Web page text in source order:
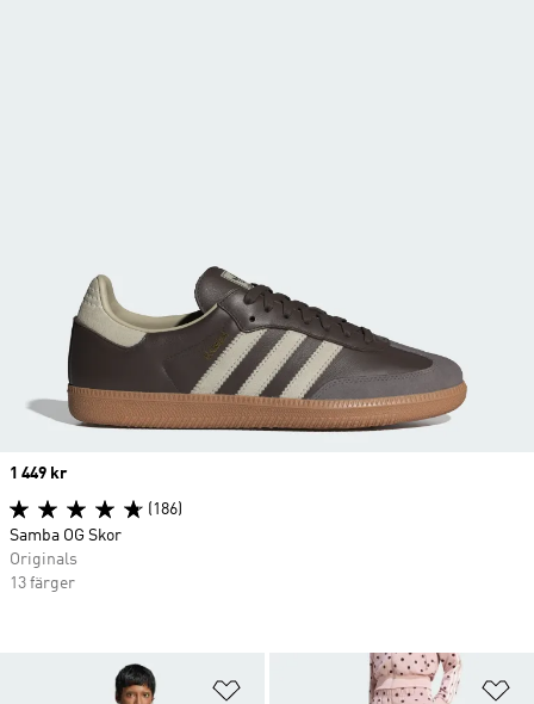
Lägg till på önskelistan
Price
1 449 kr
(186)
Samba OG Skor
Originals
13 färger